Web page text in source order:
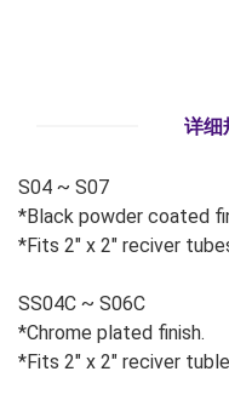
详细
S04 ~ S07
*Black powder coated
*Fits 2" x 2" reciver
SS04C ~ S06C
*Chrome plated finish.
*Fits 2" x 2" reciver